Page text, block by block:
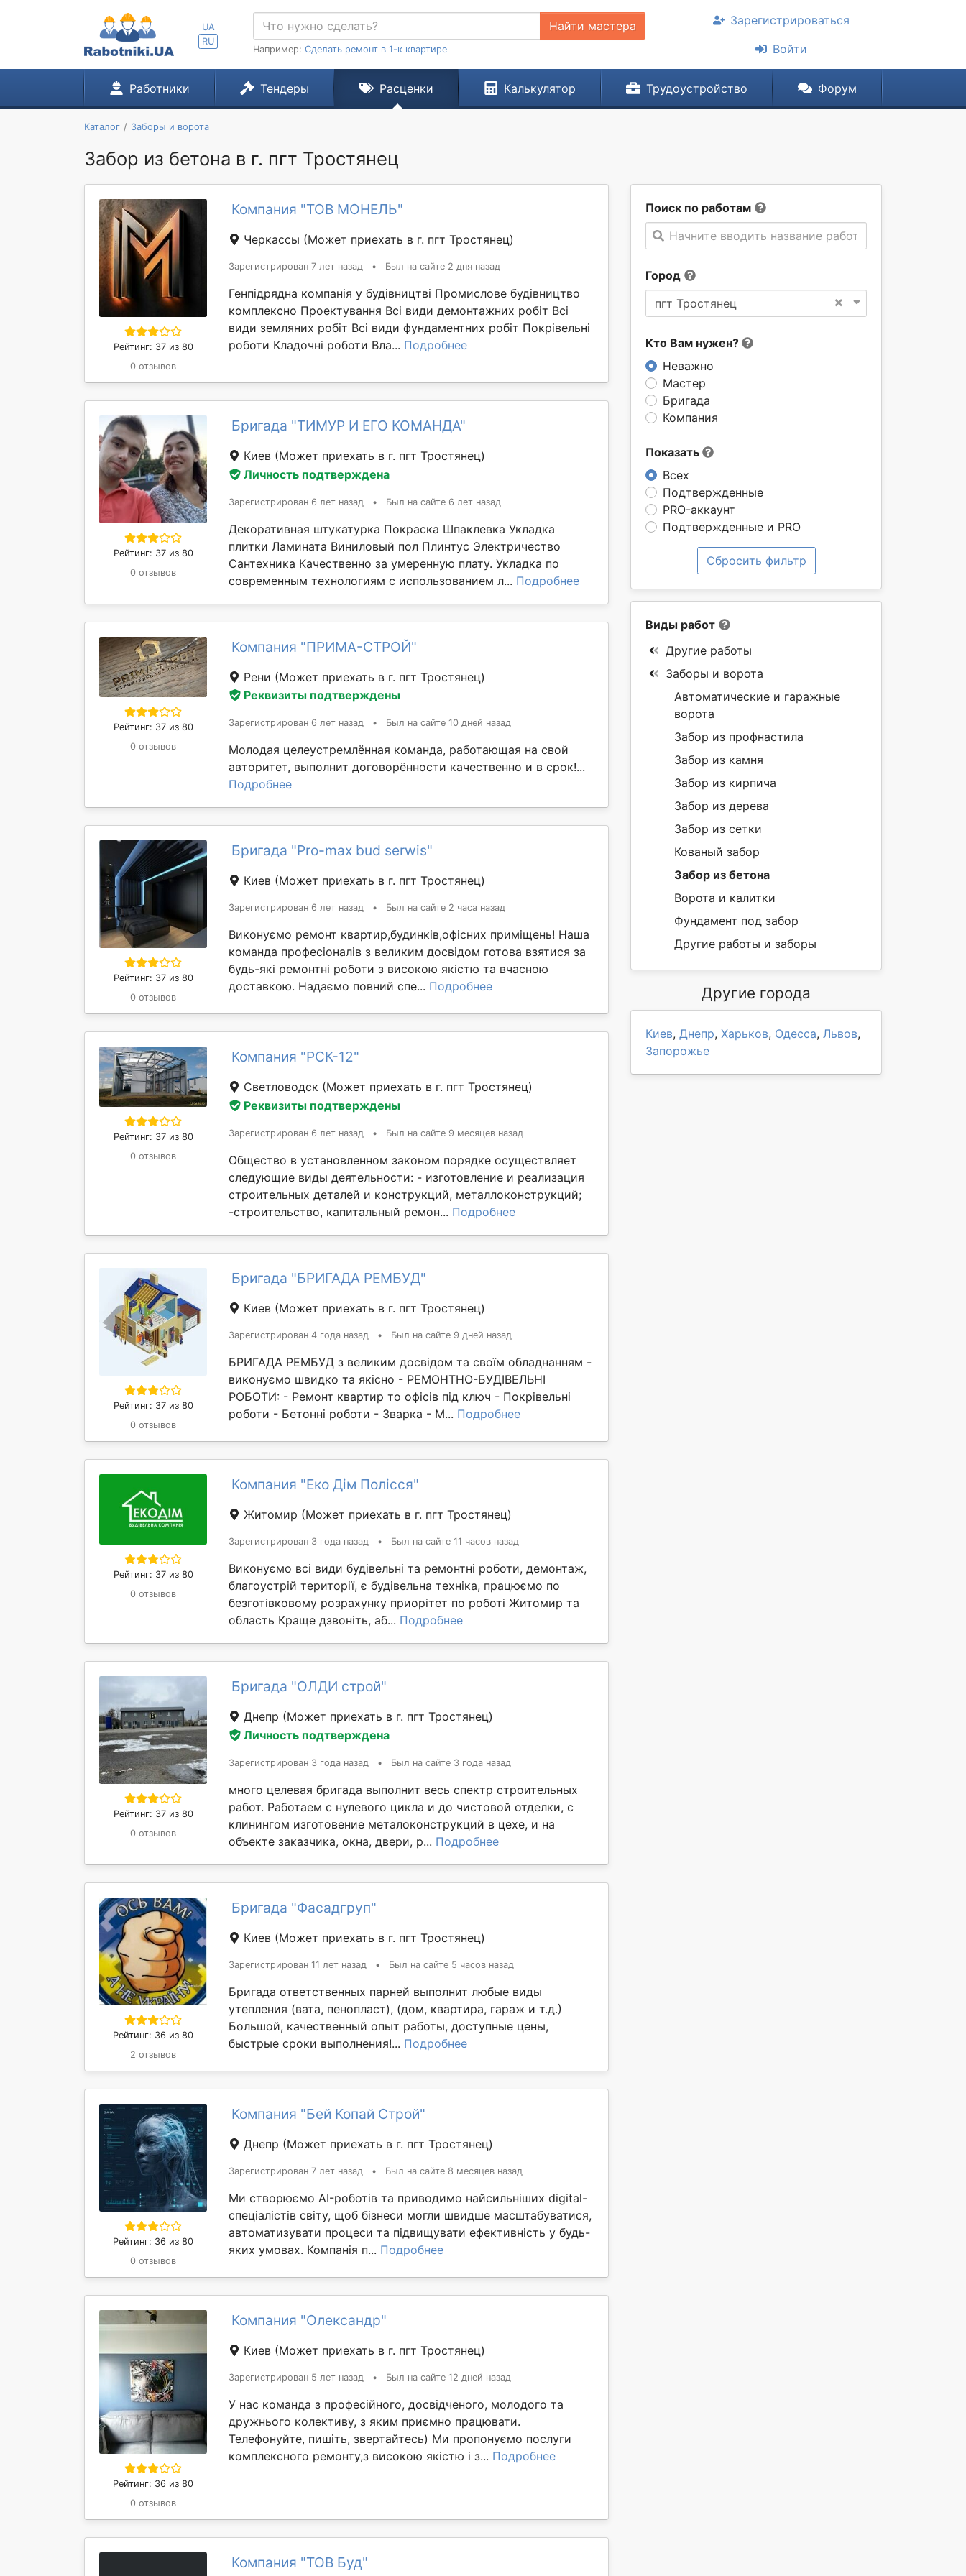
UA
RU
Найти мастера
Например: Сделать ремонт в 1-к квартире
Зарегистрироваться
Войти
Работники Тендеры Расценки Калькулятор Трудоустройство Форум
Каталог Заборы и ворота
Забор из бетона в г. пгт Тростянец
Поиск по работам
Начните вводить название работы
Город
×
пгт Тростянец
Кто Вам нужен?
Неважно
Мастер
Бригада
Компания
Показать
Всех
Подтвержденные
PRO-аккаунт
Подтвержденные и PRO
Сбросить фильтр
Рейтинг: 37 из 80
0 отзывов
Компания "ТОВ МОНЕЛЬ"
Черкассы (Может приехать в г. пгт Тростянец)
Зарегистрирован 7 лет назад • Был на сайте 2 дня назад
Генпідрядна компанія у будівництві Промислове будівництво
комплексно Проектування Всі види демонтажних робіт Всі
види земляних робіт Всі види фундаментних робіт Покрівельні
роботи Кладочні роботи Вла... Подробнее
Рейтинг: 37 из 80
0 отзывов
Бригада "ТИМУР И ЕГО КОМАНДА"
Киев (Может приехать в г. пгт Тростянец)
Личность подтверждена
Зарегистрирован 6 лет назад • Был на сайте 6 лет назад
Декоративная штукатурка Покраска Шпаклевка Укладка
плитки Ламината Виниловый пол Плинтус Электричество
Сантехника Качественно за умеренную плату. Укладка по
современным технологиям с использованием л... Подробнее
Рейтинг: 37 из 80
0 отзывов
Компания "ПРИМА-СТРОЙ"
Рени (Может приехать в г. пгт Тростянец)
Реквизиты подтверждены
Зарегистрирован 6 лет назад • Был на сайте 10 дней назад
Молодая целеустремлённая команда, работающая на свой
авторитет, выполнит договорённости качественно и в срок!...
Подробнее
Рейтинг: 37 из 80
0 отзывов
Бригада "Pro-max bud serwis"
Киев (Может приехать в г. пгт Тростянец)
Зарегистрирован 6 лет назад • Был на сайте 2 часа назад
Виконуємо ремонт квартир,будинків,офісних приміщень! Наша
команда професіоналів з великим досвідом готова взятися за
будь-які ремонтні роботи з високою якістю та вчасною
доставкою. Надаємо повний спе... Подробнее
Рейтинг: 37 из 80
0 отзывов
Компания "РСК-12"
Светловодск (Может приехать в г. пгт Тростянец)
Реквизиты подтверждены
Зарегистрирован 6 лет назад • Был на сайте 9 месяцев назад
Общество в установленном законом порядке осуществляет
следующие виды деятельности: - изготовление и реализация
строительных деталей и конструкций, металлоконструкций;
-строительство, капитальный ремон... Подробнее
Рейтинг: 37 из 80
0 отзывов
Бригада "БРИГАДА РЕМБУД"
Киев (Может приехать в г. пгт Тростянец)
Зарегистрирован 4 года назад • Был на сайте 9 дней назад
БРИГАДА РЕМБУД з великим досвідом та своїм обладнанням -
виконуємо швидко та якісно - РЕМОНТНО-БУДІВЕЛЬНІ
РОБОТИ: - Ремонт квартир то офісів під ключ - Покрівельні
роботи - Бетонні роботи - Зварка - М... Подробнее
Рейтинг: 37 из 80
0 отзывов
Компания "Еко Дім Полісся"
Житомир (Может приехать в г. пгт Тростянец)
Зарегистрирован 3 года назад • Был на сайте 11 часов назад
Виконуємо всі види будівельні та ремонтні роботи, демонтаж,
благоустрій території, є будівельна техніка, працюємо по
безготівковому розрахунку приорітет по роботі Житомир та
область Краще дзвоніть, аб... Подробнее
Рейтинг: 37 из 80
0 отзывов
Бригада "ОЛДИ строй"
Днепр (Может приехать в г. пгт Тростянец)
Личность подтверждена
Зарегистрирован 3 года назад • Был на сайте 3 года назад
много целевая бригада выполнит весь спектр строительных
работ. Работаем с нулевого цикла и до чистовой отделки, с
клинингом изготовение металоконструкций в цехе, и на
объекте заказчика, окна, двери, р... Подробнее
Рейтинг: 36 из 80
2 отзывов
Бригада "Фасадгруп"
Киев (Может приехать в г. пгт Тростянец)
Зарегистрирован 11 лет назад • Был на сайте 5 часов назад
Бригада ответственных парней выполнит любые виды
утепления (вата, пенопласт), (дом, квартира, гараж и т.д.)
Большой, качественный опыт работы, доступные цены,
быстрые сроки выполнения!... Подробнее
Рейтинг: 36 из 80
0 отзывов
Компания "Бей Копай Строй"
Днепр (Может приехать в г. пгт Тростянец)
Зарегистрирован 7 лет назад • Был на сайте 8 месяцев назад
Ми створюємо AI-роботів та приводимо найсильніших digital-
спеціалістів світу, щоб бізнеси могли швидше масштабуватися,
автоматизувати процеси та підвищувати ефективність у будь-
яких умовах. Компанія п... Подробнее
Рейтинг: 36 из 80
0 отзывов
Компания "Олександр"
Киев (Может приехать в г. пгт Тростянец)
Зарегистрирован 5 лет назад • Был на сайте 12 дней назад
У нас команда з професійного, досвідченого, молодого та
дружнього колективу, з яким приємно працювати.
Телефонуйте, пишіть, звертайтесь) Ми пропонуємо послуги
комплексного ремонту,з високою якістю і з... Подробнее
Компания "ТОВ Буд"
Виды работ
Другие работы
Заборы и ворота
Автоматические и гаражные
ворота
Забор из профнастила
Забор из камня
Забор из кирпича
Забор из дерева
Забор из сетки
Кованый забор
Забор из бетона
Ворота и калитки
Фундамент под забор
Другие работы и заборы
Другие города
Киев, Днепр, Харьков, Одесса, Львов,
Запорожье